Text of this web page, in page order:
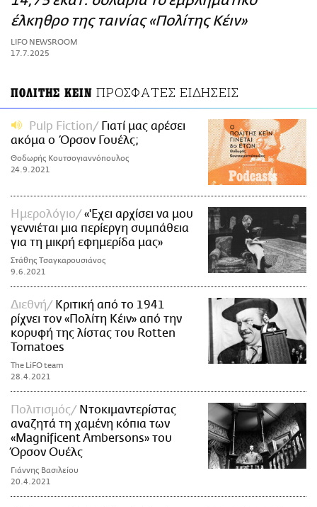
ΑΜΠΑ
PRINT
έλκηθρο της ταινίας «Πολίτης Κέιν»
LIFO NEWSROOM
17.7.2025
ΠΟΛΙΤΗΣ ΚΕΙΝ ΠΡΟΣΦΑΤΕΣ ΕΙΔΗΣΕΙΣ
Pulp Fiction
Γιατί μας αρέσει
ακόμα ο Όρσον Γουέλς;
Θοδωρής Κουτσογιαννόπουλος
24.9.2021
Ημερολόγιο
«'Εχει αρχίσει να μου
γεννιέται μια περίεργη συμπάθεια
για τη μικρή εφημερίδα μας»
Στάθης Τσαγκαρουσιάνος
9.6.2021
Διεθνή
Κριτική από το 1941
ρίχνει τον «Πολίτη Κέιν» από την
κορυφή της λίστας του Rotten
Tomatoes
The LiFO team
28.4.2021
Πολιτισμός
Ντοκιμαντερίστας
αναζητά τη χαμένη κόπια των
«Magnificent Ambersons» του
Όρσον Ουέλς
Γιάννης Βασιλείου
20.4.2021